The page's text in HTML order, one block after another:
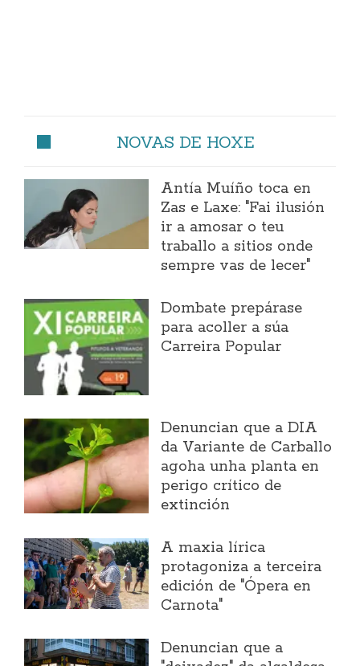
NOVAS DE HOXE
Antía Muíño toca en
Zas e Laxe: "Fai ilusión
ir a amosar o teu
traballo a sitios onde
sempre vas de lecer"
Dombate prepárase
para acoller a súa
Carreira Popular
Denuncian que a DIA
da Variante de Carballo
agoha unha planta en
perigo crítico de
extinción
A maxia lírica
protagoniza a terceira
edición de "Ópera en
Carnota"
Denuncian que a